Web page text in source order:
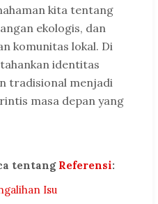
kita tentang
ekologis, dan
komunitas lokal. Di
identitas
tradisional menjadi
masa depan yang
tentang Referensi:
Isu